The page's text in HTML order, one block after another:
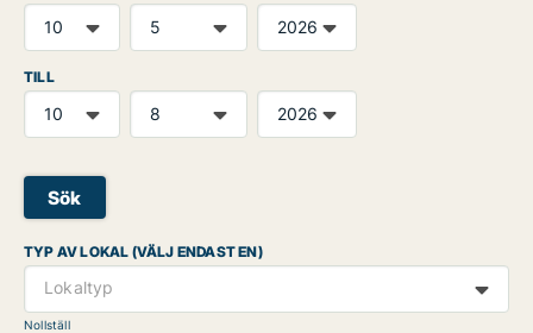
TILL
Sök
TYP AV LOKAL (VÄLJ ENDAST EN)
Lokaltyp
Nollställ